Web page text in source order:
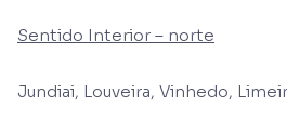
Sentido Interior – norte
Jundiai, Louveira, Vinhedo,